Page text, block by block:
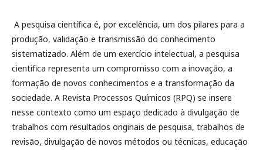
A pesquisa científica é, por excelência, um dos pilares para a
produção, validação e transmissão do conhecimento
sistematizado. Além de um exercício intelectual, a pesquisa
cientifica representa um compromisso com a inovação, a
formação de novos conhecimentos e a transformação da
sociedade. A Revista Processos Químicos (RPQ) se insere
nesse contexto como um espaço dedicado à divulgação de
trabalhos com resultados originais de pesquisa, trabalhos de
revisão, divulgação de novos métodos ou técnicas, educação